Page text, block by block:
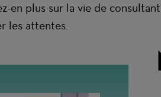
en plus sur la vie de
les attentes.